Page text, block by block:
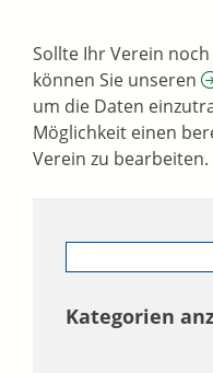
Sollte Ihr Verein
können Sie unseren
um die Daten
Möglichkeit einen
Verein zu bearbeiten.
Kategorien